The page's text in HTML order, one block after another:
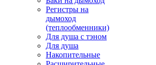
Регистры на
дымоход
(теплообменники)
Для душа с тэном
Для душа
Накопительные